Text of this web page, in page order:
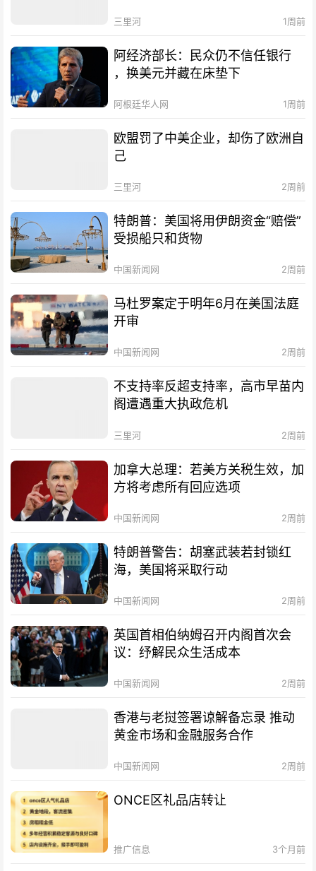
三里河 1周前
阿经济部长：民众仍不信任银行
，换美元并藏在床垫下
阿根廷华人网 1周前
欧盟罚了中美企业，却伤了欧洲自
己
三里河 2周前
特朗普：美国将用伊朗资金“赔偿”
受损船只和货物
中国新闻网 2周前
马杜罗案定于明年6月在美国法庭
开审
中国新闻网 2周前
不支持率反超支持率，高市早苗内
阁遭遇重大执政危机
三里河 2周前
加拿大总理：若美方关税生效，加
方将考虑所有回应选项
中国新闻网 2周前
特朗普警告：胡塞武装若封锁红
海，美国将采取行动
中国新闻网 2周前
英国首相伯纳姆召开内阁首次会
议：纾解民众生活成本
中国新闻网 2周前
香港与老挝签署谅解备忘录 推动
黄金市场和金融服务合作
中国新闻网 2周前
ONCE区礼品店转让
推广信息 3个月前